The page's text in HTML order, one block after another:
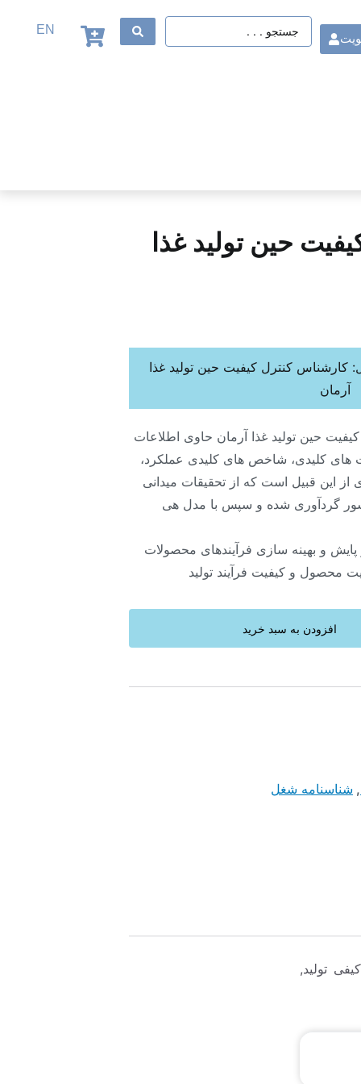
EN
حین تولید غذا
حین تولید غذا آرمان حاوی اطلاعات
کلیدی، شاخص های کلیدی عملکرد،
این قبیل است که از تحقیقات میدانی
گردآوری شده و سپس با مدل هی
و بهینه سازی فرآیندهای محصولات
محصول و کیفیت فرآیند تولید
کنترل کیفیت حین تولید غذا
آرمان
افزودن به سبد خرید
, شناسنامه شغل
تولید,